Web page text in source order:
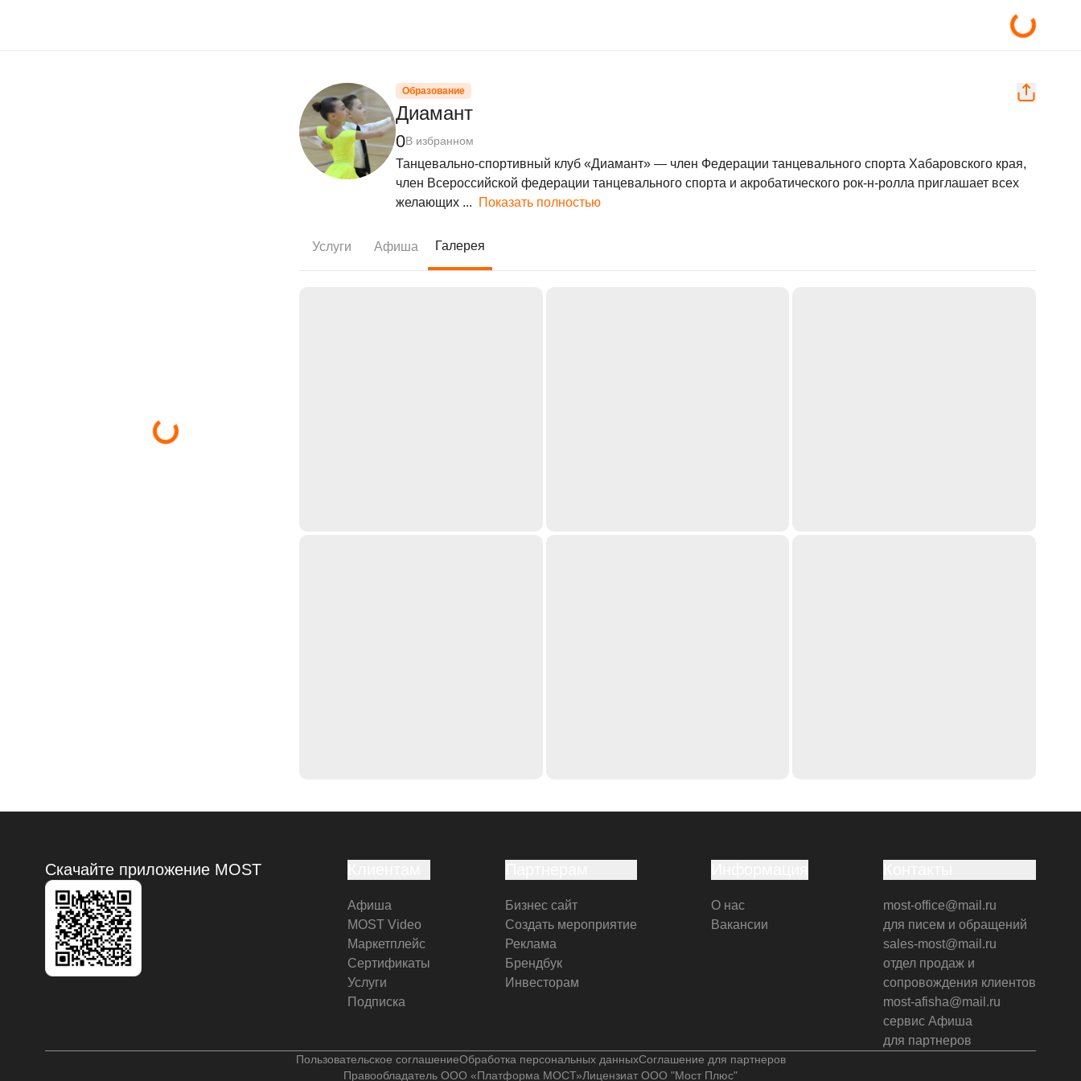
Образование
Диамант
0В избранном
Танцевально-спортивный клуб «Диамант» — член Федерации танцевального спорта Хабаровского края,
член Всероссийской федерации танцевального спорта и акробатического рок-н-ролла приглашает всех
желающих ... Показать полностью
Услуги Афиша Галерея
Скачайте приложение MOST
Афиша
MOST Video
Маркетплейс
Сертификаты
Услуги
Подписка
Бизнес сайт
Создать мероприятие
Реклама
Брендбук
Инвесторам
О нас
Вакансии
most-office@mail.ru
для писем и обращений
sales-most@mail.ru
отдел продаж и
сопровождения клиентов
most-afisha@mail.ru
сервис Афиша
для партнеров
Пользовательское соглашениеОбработка персональных данныхСоглашение для партнеров
Правообладатель ООО «Платформа МОСТ»Лицензиат ООО "Мост Плюс"